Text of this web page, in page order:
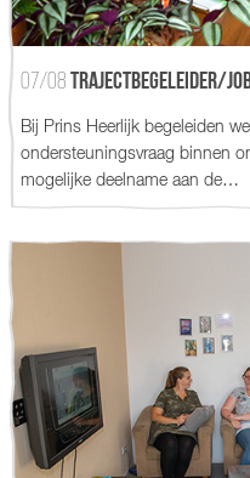
07/08Trajectbegeleider/
Bij Prins Heerlijk begeleiden
ondersteuningsvraag binnen
mogelijke deelname aan de…